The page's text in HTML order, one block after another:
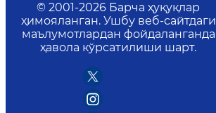
© 2001-2026 Барча ҳуқуқлар
ҳимояланган. Ушбу веб-сайтдаги
маълумотлардан фойдаланганда
ҳавола кўрсатилиши шарт.